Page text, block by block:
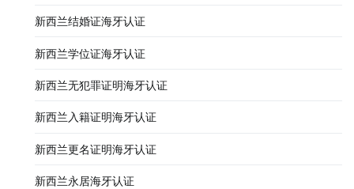
新西兰结婚证海牙认证
新西兰学位证海牙认证
新西兰无犯罪证明海牙认证
新西兰入籍证明海牙认证
新西兰更名证明海牙认证
新西兰永居海牙认证